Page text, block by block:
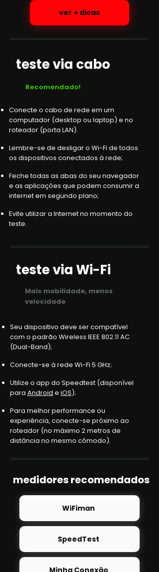
ver + dicas
teste via cabo
Recomendado!
Conecte o cabo de rede em um
computador (desktop ou laptop) e no
roteador (porta LAN).
Lembre-se de desligar o Wi-Fi de todos
os dispositivos conectados à rede;
Feche todas as abas do seu navegador
e as aplicações que podem consumir a
internet em segundo plano;
Evite utilizar a Internet no momento do
teste.
teste via Wi-Fi
Mais mobilidade, menos
velocidade
Seu dispositivo deve ser compatível
com o padrão Wireless IEEE 802.11 AC
(Dual-Band);
Conecte-se à rede Wi-Fi 5 GHz;
Utilize o app do Speedtest (disponível
para Android e iOS);
Para melhor performance ou
experiência, conecte-se próximo ao
roteador (no máximo 2 metros de
distância no mesmo cômodo).
medidores recomendados
WiFiman
SpeedTest
Minha Conexão